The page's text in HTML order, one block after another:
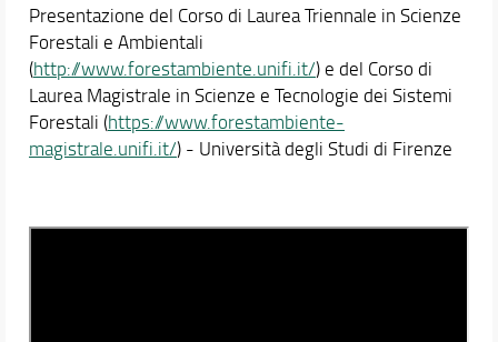
Video
Didattica
Docenti
Orario e calendari
Presentazione del Corso di Laurea Triennale in Scienze
Forestali e Ambientali
(http://www.forestambiente.unifi.it/) e del Corso di
Laurea Magistrale in Scienze e Tecnologie dei Sistemi
Forestali (https://www.forestambiente-
magistrale.unifi.it/) - Università degli Studi di Firenze